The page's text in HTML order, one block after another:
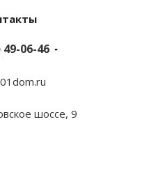
49-06-46
шоссе, 9